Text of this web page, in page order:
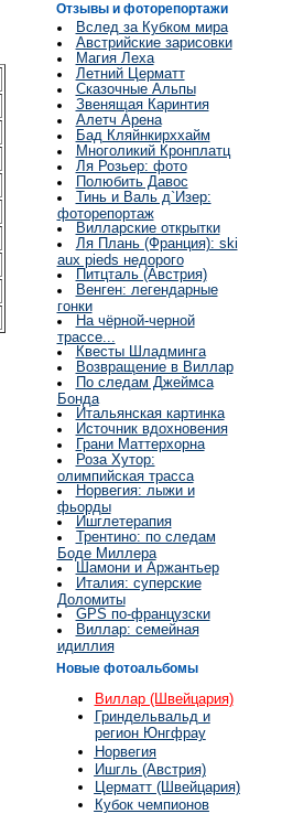
Отзывы и фоторепортажи
Вслед за Кубком мира
Австрийские зарисовки
Магия Леха
Летний Церматт
Сказочные Альпы
Звенящая Каринтия
Алетч Арена
Бад Кляйнкирххайм
Многоликий Кронплатц
Ля Розьер: фото
Полюбить Давос
Тинь и Валь д`Изер:
фоторепортаж
Вилларские открытки
Ля Плань (Франция): ski
aux pieds недорого
Питцталь (Австрия)
Венген: легендарные
гонки
На чёрной-черной
трассе...
Квесты Шладминга
Возвращение в Виллар
По следам Джеймса
Бонда
Итальянская картинка
Источник вдохновения
Грани Маттерхорна
Роза Хутор:
олимпийская трасса
Норвегия: лыжи и
фьорды
Ишглетерапия
Трентино: по следам
Боде Миллера
Шамони и Аржантьер
Италия: суперские
Доломиты
GPS по-французски
Виллар: семейная
идиллия
Новые фотоальбомы
Виллар (Швейцария)
Гриндельвальд и
регион Юнгфрау
Норвегия
Ишгль (Австрия)
Церматт (Швейцария)
Кубок чемпионов